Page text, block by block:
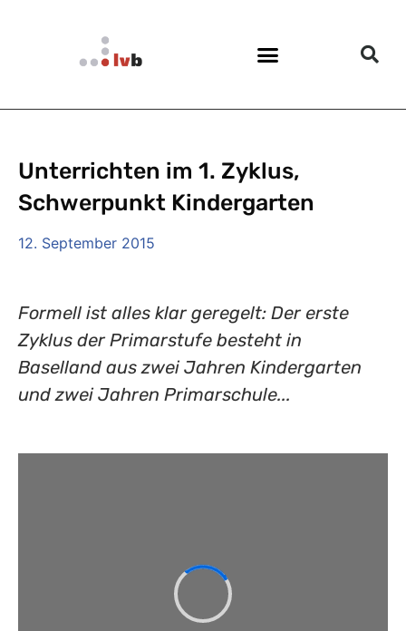
Unterrichten im 1. Zyklus,
Schwerpunkt Kindergarten
12. September 2015
Formell ist alles klar geregelt: Der erste
Zyklus der Primarstufe besteht in
Baselland aus zwei Jahren Kindergarten
und zwei Jahren Primarschule...